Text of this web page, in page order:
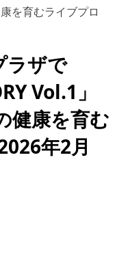
を育むライブプロ
ラザで
Vol.1」
健康を育む
年2月